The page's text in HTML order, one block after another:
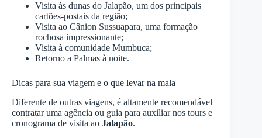
Visita às dunas do Jalapão, um dos principais
cartões-postais da região;
Visita ao Cânion Sussuapara, uma formação
rochosa impressionante;
Visita à comunidade Mumbuca;
Retorno a Palmas à noite.
Dicas para sua viagem e o que levar na mala
Diferente de outras viagens, é altamente recomendável
contratar uma agência ou guia para auxiliar nos tours e
cronograma de visita ao Jalapão.